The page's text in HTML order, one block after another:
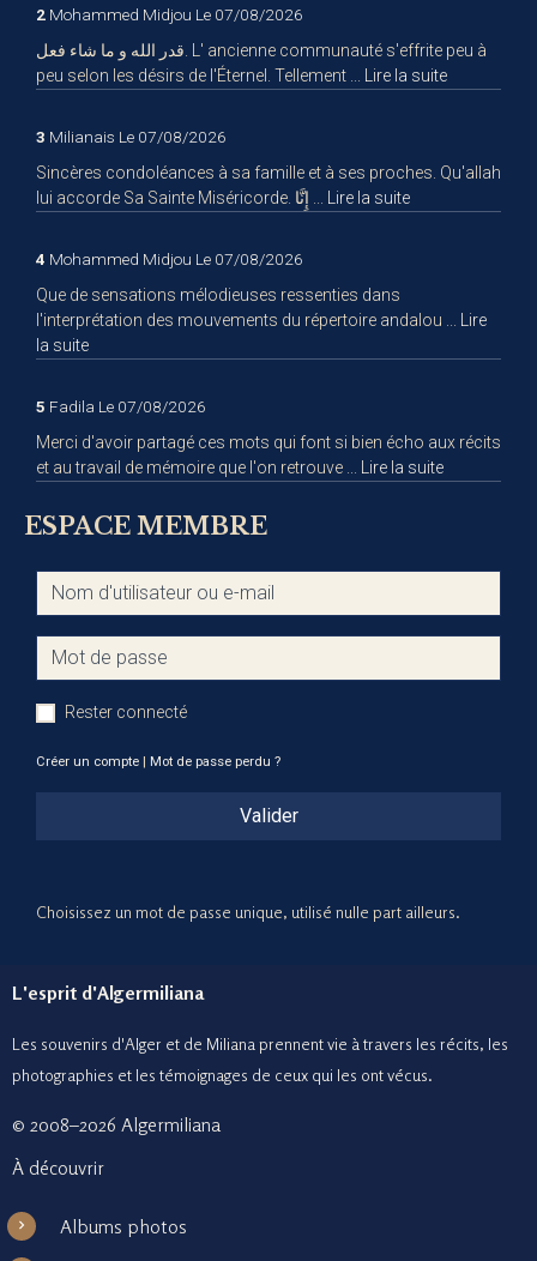
2 Mohammed Midjou Le 07/08/2026
قدر الله و ما شاء فعل. L' ancienne communauté s'effrite peu à
peu selon les désirs de l'Éternel. Tellement ...
Lire la suite
3 Milianais Le 07/08/2026
Sincères condoléances à sa famille et à ses proches. Qu'allah
Lire la suite
4 Mohammed Midjou Le 07/08/2026
Que de sensations mélodieuses ressenties dans
l'interprétation des mouvements du répertoire andalou ...
Lire
la suite
5 Fadila Le 07/08/2026
Merci d'avoir partagé ces mots qui font si bien écho aux récits
et au travail de mémoire que l'on retrouve ...
Lire la suite
ESPACE MEMBRE
Rester connecté
Créer un compte | Mot de passe perdu ?
Valider
Choisissez un mot de passe unique, utilisé nulle part ailleurs.
L'esprit d'Algermiliana
Les souvenirs d'Alger et de Miliana prennent vie à travers les récits, les
photographies et les témoignages de ceux qui les ont vécus.
© 2008–2026 Algermiliana
À découvrir
Albums photos